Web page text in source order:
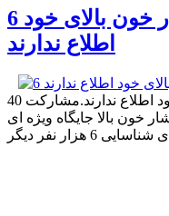
6 هزار نفر در ممسنی از فشار خون بالای خود
اطلاع ندارند
40 درصد بیماران دارای فشار خون بالا از بیماری خود اطلاع ندارند.مشارکت
خون بالا جایگاه ویژه ای